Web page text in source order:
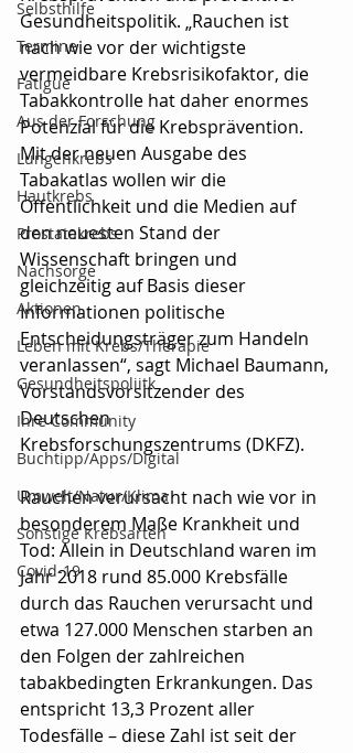
Selbsthilfe
Termine
Fatigue
Aus der Forschung
Lungenkrebs
Hautkrebs
Prostatakrebs
Nachsorge
Aktionen
Leben mit Krebs/Therapie
Gesundheitspoliitk
Ihre Community
Buchtipp/Apps/Digital
Umwelt/Natur/Klima
Sonstige Krebsarten
Covid-19
Gesundheitspolitik. „Rauchen ist
nach wie vor der wichtigste
vermeidbare Krebsrisikofaktor, die
Tabakkontrolle hat daher enormes
Potenzial für die Krebsprävention.
Mit der neuen Ausgabe des
Tabakatlas wollen wir die
Öffentlichkeit und die Medien auf
den neuesten Stand der
Wissenschaft bringen und
gleichzeitig auf Basis dieser
Informationen politische
Entscheidungsträger zum Handeln
veranlassen“, sagt Michael Baumann,
Vorstandsvorsitzender des
Deutschen
Krebsforschungszentrums (DKFZ).
Rauchen verursacht nach wie vor in
besonderem Maße Krankheit und
Tod: Allein in Deutschland waren im
Jahr 2018 rund 85.000 Krebsfälle
durch das Rauchen verursacht und
etwa 127.000 Menschen starben an
den Folgen der zahlreichen
tabakbedingten Erkrankungen. Das
entspricht 13,3 Prozent aller
Todesfälle – diese Zahl ist seit der